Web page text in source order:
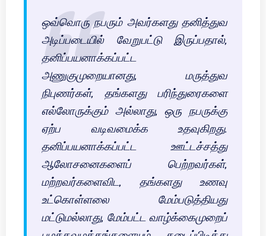
ஒவ்வொரு நபரும் அவர்களது தனித்துவ
அடிப்படையில் வேறுபட்டு இருப்பதால்,
தனிப்பயனாக்கப்பட்ட
அணுகுமுறையானது, மருத்துவ
நிபுணர்கள், தங்களது பரிந்துரைகளை
எல்லோருக்கும் அல்லாது, ஒரு நபருக்கு
ஏற்ப வடிவமைக்க உதவுகிறது.
தனிப்பயனாக்கப்பட்ட ஊட்டச்சத்து
ஆலோசனைகளைப் பெற்றவர்கள்,
மற்றவர்களைவிட, தங்களது உணவு
உட்கொள்ளலை மேம்படுத்தியது
மட்டுமல்லாது, மேம்பட்ட வாழ்க்கைமுறைப்